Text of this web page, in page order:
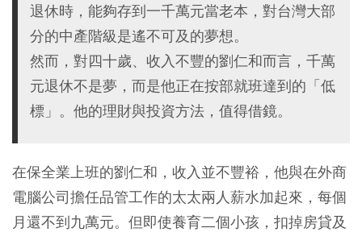
退休時，能夠存到一千萬元當老本，對台灣大部
分的中產階級是遙不可及的夢想。
然而，對四十歲、收入不豐的劉仁和而言，千萬
元退休不是夢，而是他正在按部就班達到的「低
標」。他的理財與投資方法，值得借鏡。
在保全業上班的劉仁和，收入並不豐裕，他與在外商
電腦公司擔任品管工作的太太兩人薪水加起來，每個
月還不到九萬元。但即使養育二個小孩，扣掉房貸及